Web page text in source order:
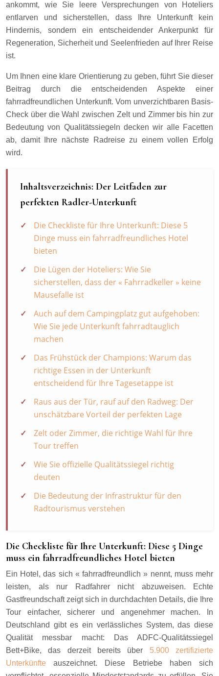
ankommt, wie Sie leere Versprechungen von Hoteliers
entlarven und sicherstellen, dass Ihre Unterkunft kein
Hindernis, sondern ein entscheidender Ankerpunkt für
Regeneration, Sicherheit und Seelenfrieden auf Ihrer Reise
ist.
Um Ihnen eine klare Orientierung zu geben, führt Sie dieser
Beitrag durch die entscheidenden Aspekte einer
fahrradfreundlichen Unterkunft. Vom unverzichtbaren Basis-
Check über die Wahl zwischen Zelt und Zimmer bis hin zur
Bedeutung von Qualitätssiegeln decken wir alle Facetten
ab, damit Ihre nächste Radreise zu einem vollen Erfolg
wird.
Inhaltsverzeichnis: Der Leitfaden zur
perfekten Radler-Unterkunft
Die Checkliste für Ihre Unterkunft: Diese 5
Dinge muss ein fahrradfreundliches Hotel
bieten
Die Lügen der Hoteliers: Wie Sie
sicherstellen, dass der « Fahrradkeller » keine
Mausefalle ist
Auch auf dem Campingplatz gut aufgehoben:
Wie Sie jede Unterkunft fahrradtauglich
machen
Das Frühstück der Champions: Warum das
richtige Essen in der Unterkunft
entscheidend für Ihre Tagesetappe ist
Raus aus der Tür, rauf auf den Radweg: Der
unschätzbare Vorteil der perfekten Lage
Zelt oder Zimmer, die richtige Wahl für Ihre
Tour treffen
Wie Sie offizielle Qualitätssiegel richtig
deuten
Die Bedeutung der Infrastruktur für den
Radtourismus verstehen
Die Checkliste für Ihre Unterkunft: Diese 5 Dinge
muss ein fahrradfreundliches Hotel bieten
Ein Hotel, das sich « fahrradfreundlich » nennt, muss mehr
leisten, als nur Radfahrer nicht abzuweisen. Echte
Gastfreundschaft zeigt sich in durchdachten Details, die Ihre
Tour einfacher, sicherer und angenehmer machen. In
Deutschland gibt es ein verlässliches System, das diese
Qualität messbar macht: Das ADFC-Qualitätssiegel
Bett+Bike, das derzeit bereits über 5.900 zertifizierte
Unterkünfte auszeichnet. Diese Betriebe haben sich